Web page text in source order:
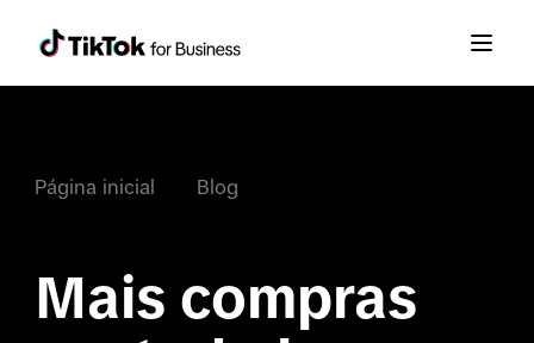
Página inicial Blog
Mais compras